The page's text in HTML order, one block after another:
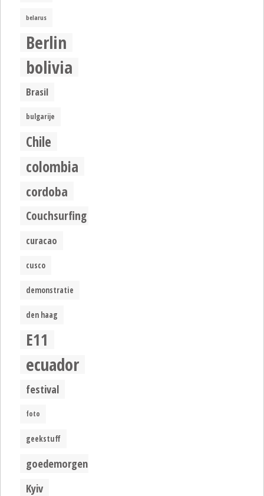
belarus
Berlin
bolivia
Brasil
bulgarije
Chile
colombia
cordoba
Couchsurfing
curacao
cusco
demonstratie
den haag
E11
ecuador
festival
foto
geekstuff
goedemorgen
Kyiv